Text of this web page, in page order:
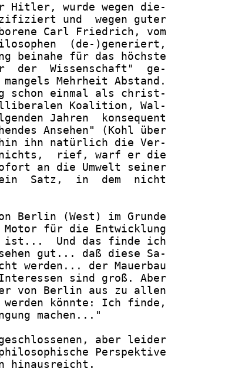
Hitler, wurde wegen die-
und  wegen guter
Carl Friedrich, vom
(de-)generiert,
beinahe für das höchste
der  Wissenschaft"  ge-
Mehrheit Abstand.
schon einmal als christ-
Koalition, Wal-
Jahren  konsequent
Ansehen" (Kohl über
ihn natürlich die Ver-
rief, warf er die
an die Umwelt seiner
Satz,  in  dem  nicht
Berlin (West) im Grunde
für die Entwicklung
Und das finde ich
gut... daß diese Sa-
werden... der Mauerbau
sind groß. Aber
von Berlin aus zu allen
könnte: Ich finde,
machen..."
aber leider
Perspektive
hinausreicht.